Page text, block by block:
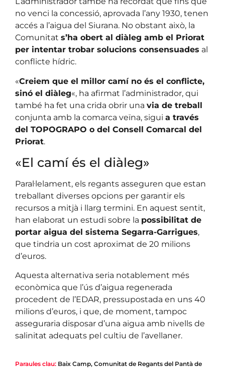
no venci la concessió, aprovada l’any 1930, tenen
accés a l’aigua del Siurana. No obstant això, la
Comunitat s’ha obert al diàleg amb el Priorat
per intentar trobar solucions consensuades al
conflicte hídric.
«Creiem que el millor camí no és el conflicte,
sinó el diàleg«, ha afirmat l’administrador, qui
també ha fet una crida obrir una via de treball
conjunta amb la comarca veïna, sigui a través
del TOPOGRAPO o del Consell Comarcal del
Priorat.
«El camí és el diàleg»
Paral·lelament, els regants asseguren que estan
treballant diverses opcions per garantir els
recursos a mitjà i llarg termini. En aquest sentit,
han elaborat un estudi sobre la possibilitat de
portar aigua del sistema Segarra-Garrigues,
que tindria un cost aproximat de 20 milions
d’euros.
Aquesta alternativa seria notablement més
econòmica que l’ús d’aigua regenerada
procedent de l’EDAR, pressupostada en uns 40
milions d’euros, i que, de moment, tampoc
asseguraria disposar d’una aigua amb nivells de
salinitat adequats pel cultiu de l’avellaner.
Paraules clau: Baix Camp, Comunitat de Regants del Pantà de